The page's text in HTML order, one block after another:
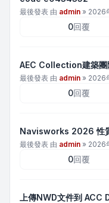
最後發表 由 admin » 2026
0回覆
AEC Collection建築團
最後發表 由 admin » 2026
0回覆
Navisworks 2026 性
最後發表 由 admin » 2026
0回覆
上傳NWD文件到